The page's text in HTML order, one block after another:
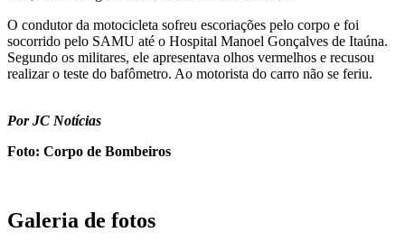
O condutor da motocicleta sofreu escoriações pelo corpo e foi
socorrido pelo SAMU até o Hospital Manoel Gonçalves de Itaúna.
Segundo os militares, ele apresentava olhos vermelhos e recusou
realizar o teste do bafômetro. Ao motorista do carro não se feriu.
Por JC Notícias
Foto: Corpo de Bombeiros
Galeria de fotos